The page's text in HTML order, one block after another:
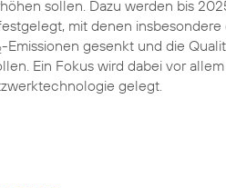
sollen. Dazu werden bis
mit denen insbesondere
-Emissionen gesenkt und die
Ein Fokus wird dabei vor
gelegt.